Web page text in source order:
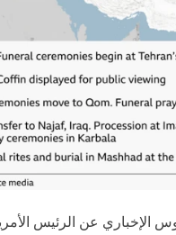
الإخباري عن الرئيس